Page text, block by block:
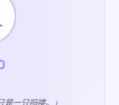
是一只吗喽。」